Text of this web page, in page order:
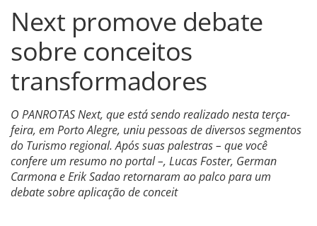
Next promove debate
sobre conceitos
transformadores
O PANROTAS Next, que está sendo realizado nesta terça-
feira, em Porto Alegre, uniu pessoas de diversos segmentos
do Turismo regional. Após suas palestras – que você
confere um resumo no portal –, Lucas Foster, German
Carmona e Erik Sadao retornaram ao palco para um
debate sobre aplicação de conceit